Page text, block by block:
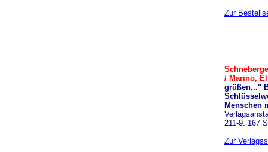
Zur
/ Marino,
grüßen..."
Menschen
211-9. 167
Zur